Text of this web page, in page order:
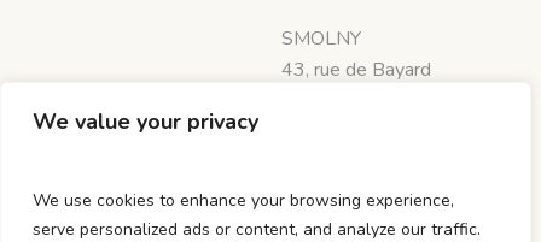
We value your privacy
We use cookies to enhance your browsing experience,
serve personalized ads or content, and analyze our traffic.
SMOLNY
43, rue de Bayard
📱 07 60 19 06 57
Sm0lny
editions_smolny